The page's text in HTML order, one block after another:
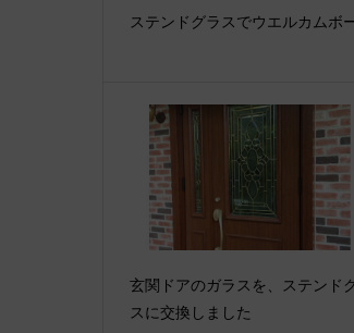
ステンドグラスでウエルカムボ
玄関ドアのガラスを、ステンド
スに交換しました